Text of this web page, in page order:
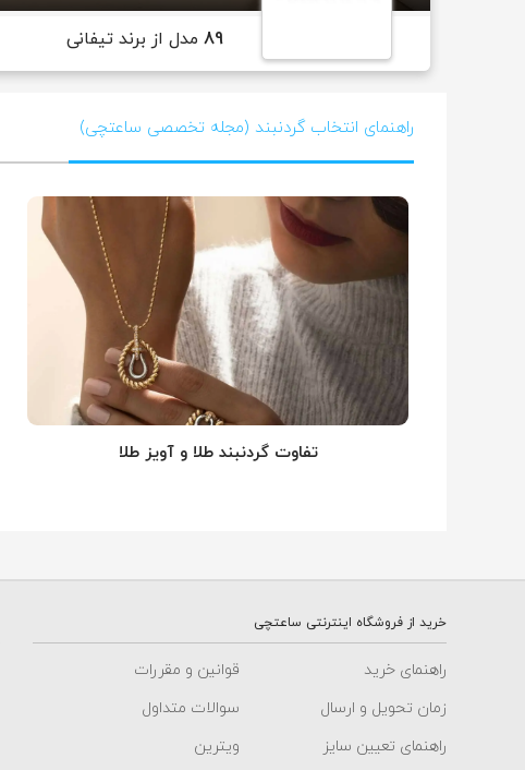
89 مدل از برند تیفانی
راهنمای انتخاب گردنبند (مجله تخصصی ساعتچی)
تفاوت گردنبند طلا و آویز طلا
خرید از فروشگاه اینترنتی ساعتچی
راهنمای خرید
قوانین و مقررات
زمان تحویل و ارسال
سوالات متداول
راهنمای تعیین سایز
ویترین